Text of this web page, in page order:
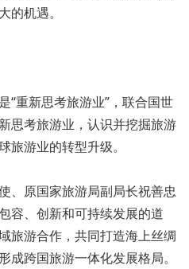
的机遇。
重新思考旅游业”，联合国世
思考旅游业，认识并挖掘旅游
旅游业的转型升级。
原国家旅游局副局长祝善忠
容、创新和可持续发展的道
旅游合作，共同打造海上丝绸
成跨国旅游一体化发展格局。